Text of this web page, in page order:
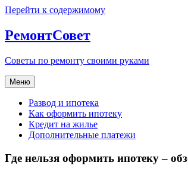
Перейти к содержимому
РемонтСовет
Советы по ремонту своими руками
Меню
Развод и ипотека
Как оформить ипотеку
Кредит на жилье
Дополнительные платежи
Где нельзя оформить ипотеку –